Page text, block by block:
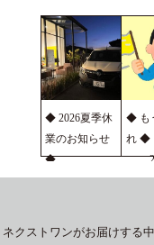
◆ 2026夏季休
業のお知らせ
◆
2026.08.05
◆ も
れ ◆
ネクストワンがお届けする